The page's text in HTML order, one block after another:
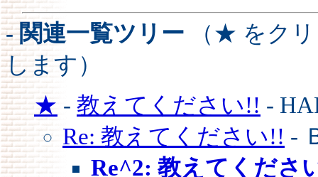
- 関連一覧ツリー （★ をク
します）
★ - 教えてください!! -
Re: 教えてください!! -
Re^2: 教えてくださ